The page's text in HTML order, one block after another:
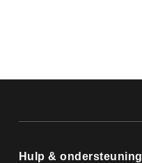
Hulp & ondersteuning